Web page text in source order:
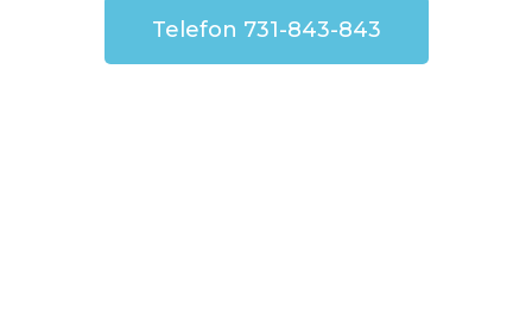
Telefon 731-843-843